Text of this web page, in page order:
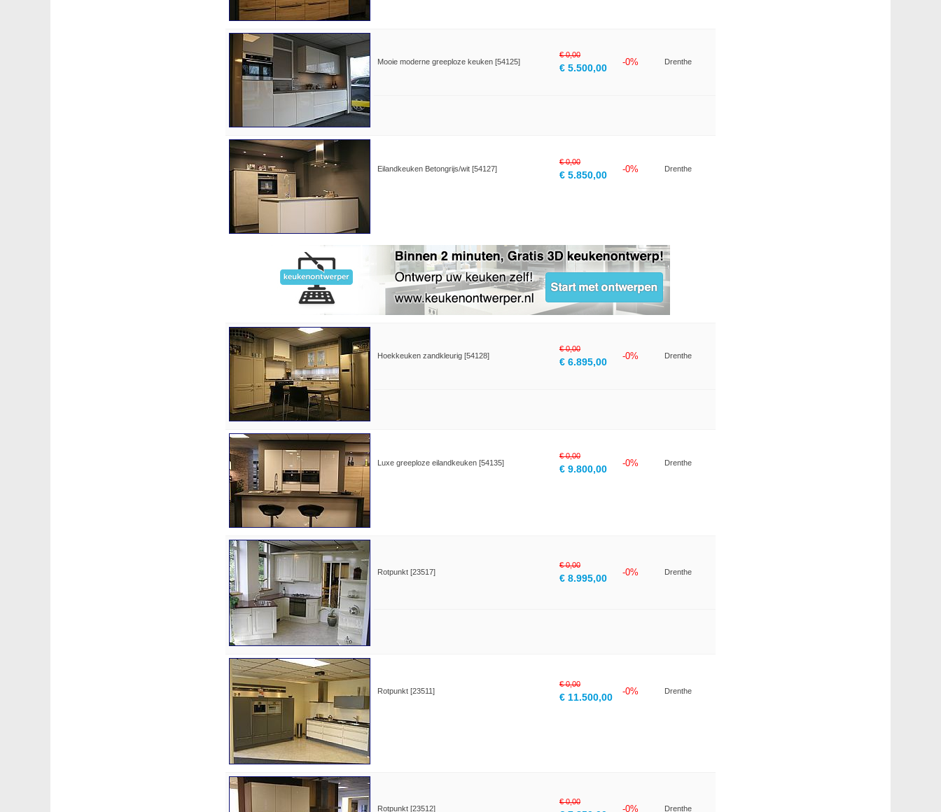
Mooie moderne greeploze keuken [54125]
€ 0,00
€ 5.500,00
-0% Drenthe
Eilandkeuken Betongrijs/wit [54127]
€ 0,00
€ 5.850,00
-0% Drenthe
Hoekkeuken zandkleurig [54128]
€ 0,00
€ 6.895,00
-0% Drenthe
Luxe greeploze eilandkeuken [54135]
€ 0,00
€ 9.800,00
-0% Drenthe
Rotpunkt [23517]
€ 0,00
€ 8.995,00
-0% Drenthe
Rotpunkt [23511]
€ 0,00
€ 11.500,00
-0% Drenthe
Rotpunkt [23512]
€ 0,00
-0% Drenthe